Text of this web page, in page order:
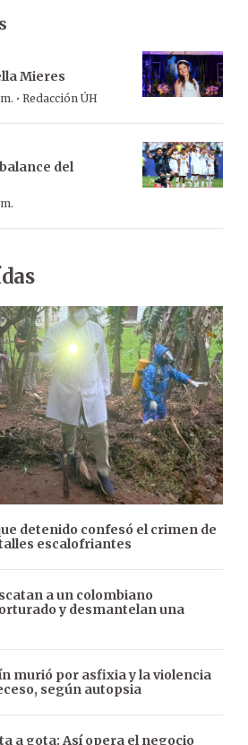
Mieres
· Redacción ÚH
del
detenido confesó el crimen de
escalofriantes
a un colombiano
y desmantelan una
murió por asfixia y la violencia
según autopsia
a gota: Así opera el negocio